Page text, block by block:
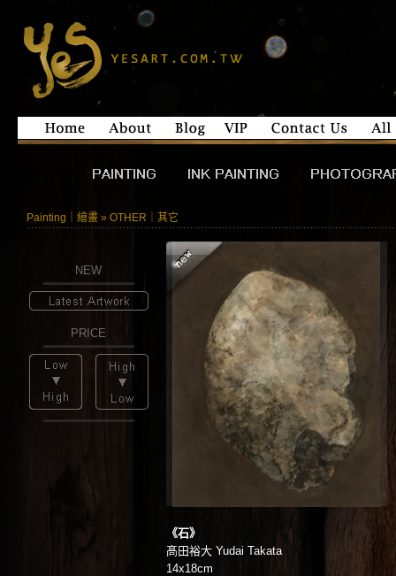
Painting｜繪畫 » OTHER｜其它
NEW
PRICE
《石》
髙田裕大 Yudai Takata
14x18cm